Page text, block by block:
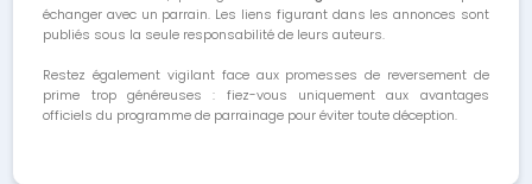
échanger avec un parrain. Les liens figurant dans les annonces sont
publiés sous la seule responsabilité de leurs auteurs.
Restez également vigilant face aux promesses de reversement de
prime trop généreuses : fiez-vous uniquement aux avantages
officiels du programme de parrainage pour éviter toute déception.